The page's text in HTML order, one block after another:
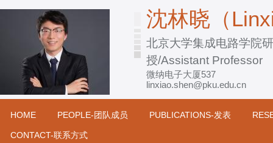
转
到
页
主
沈林晓（
北京大学集成电路学院
授/Assistant Professor
微纳电子大厦537
linxiao.shen@pku.edu.cn
HOME PEOPLE-团队成员 PUBLICATIONS-发表
CONTACT-联系方式